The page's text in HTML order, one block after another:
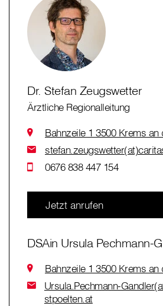
Dr. Stefan Zeugswetter
Ärztliche Regionalleitung
Bahnzeile 1 3500 Krems an
0676 838 447 154
Jetzt anrufen
DSAin Ursula Pechmann-
Bahnzeile 1 3500 Krems an
Ursula.Pechmann-
stpoelten.at